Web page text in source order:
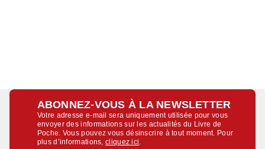
ABONNEZ-VOUS À LA NEWSLETTER
Votre adresse e-mail sera uniquement utilisée pour vous
envoyer des informations sur les actualités du Livre de
Poche. Vous pouvez vous désinscrire à tout moment. Pour
plus d’informations,cliquez ici